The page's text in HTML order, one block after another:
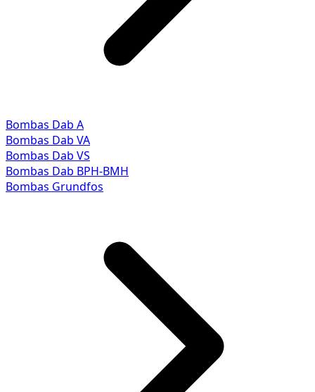
Bombas Dab A
Bombas Dab VA
Bombas Dab VS
Bombas Dab BPH-BMH
Bombas Grundfos